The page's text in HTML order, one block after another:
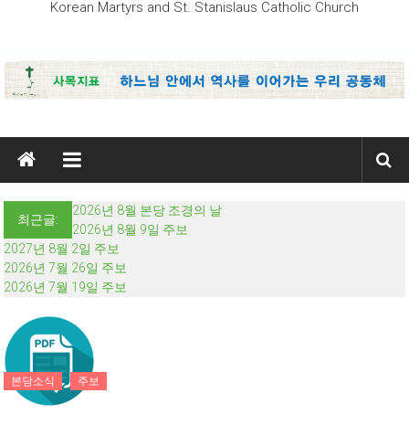
Korean Martyrs and St. Stanislaus Catholic Church
최근글:
2026년 8월 본당 조경의 날
2026년 8월 9일 주보
2027년 8월 2일 주보
2026년 7월 26일 주보
2026년 7월 19일 주보
본당소식 주보